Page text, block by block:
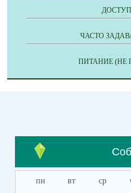
ЧАСТО
ПИТАНИЕ (НЕ
пн вт ср